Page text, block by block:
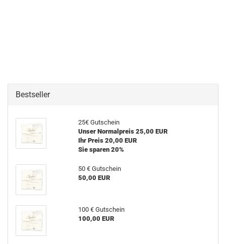
Bestseller
25€ Gutschein
Unser Normalpreis 25,00 EUR
Ihr Preis 20,00 EUR
Sie sparen 20%
50 € Gutschein
50,00 EUR
100 € Gutschein
100,00 EUR